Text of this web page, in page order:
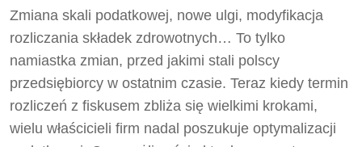
Zmiana skali podatkowej, nowe ulgi, modyfikacja
rozliczania składek zdrowotnych… To tylko
namiastka zmian, przed jakimi stali polscy
przedsiębiorcy w ostatnim czasie. Teraz kiedy termin
rozliczeń z fiskusem zbliża się wielkimi krokami,
wielu właścicieli firm nadal poszukuje optymalizacji